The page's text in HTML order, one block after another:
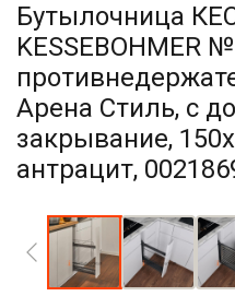
Бутылочница
KESSEBOHMER
Арена Стиль, с
закрывание,
антрацит,